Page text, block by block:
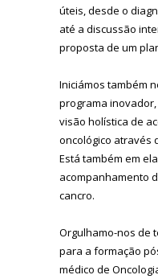
úteis, desde o
até a discussão
proposta de um
Iniciámos também
programa
visão holística de
oncológico através
Está também em
acompanhamento
cancro.
Orgulhamo-nos de
para a formação
médico de